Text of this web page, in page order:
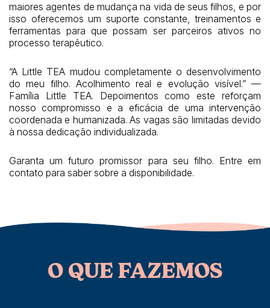
maiores agentes de mudança na vida de seus filhos, e por
isso oferecemos um suporte constante, treinamentos e
ferramentas para que possam ser parceiros ativos no
processo terapêutico.
“A Little TEA mudou completamente o desenvolvimento
do meu filho. Acolhimento real e evolução visível.” —
Família Little TEA. Depoimentos como este reforçam
nosso compromisso e a eficácia de uma intervenção
coordenada e humanizada. As vagas são limitadas devido
à nossa dedicação individualizada.
Garanta um futuro promissor para seu filho. Entre em
contato para saber sobre a disponibilidade.
O QUE FAZEMOS